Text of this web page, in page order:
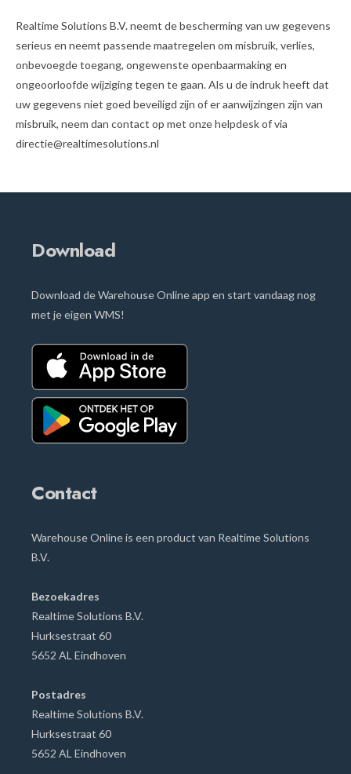
Realtime Solutions B.V. neemt de bescherming van uw gegevens
serieus en neemt passende maatregelen om misbruik, verlies,
onbevoegde toegang, ongewenste openbaarmaking en
ongeoorloofde wijziging tegen te gaan. Als u de indruk heeft dat
uw gegevens niet goed beveiligd zijn of er aanwijzingen zijn van
misbruik, neem dan contact op met onze helpdesk of via
directie@realtimesolutions.nl
Download
Download de Warehouse Online app en start vandaag nog
met je eigen WMS!
Contact
Warehouse Online is een product van Realtime Solutions
B.V.
Bezoekadres
Realtime Solutions B.V.
Hurksestraat 60
5652 AL Eindhoven
Postadres
Realtime Solutions B.V.
Hurksestraat 60
5652 AL Eindhoven